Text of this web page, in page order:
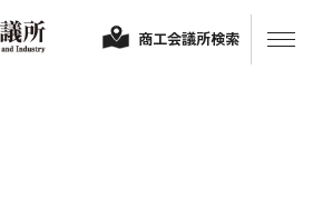
商工会議所検索